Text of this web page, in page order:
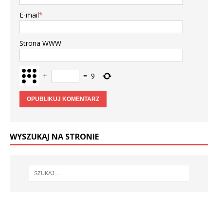
E-mail*
Strona WWW
+ = 9
WYSZUKAJ NA STRONIE